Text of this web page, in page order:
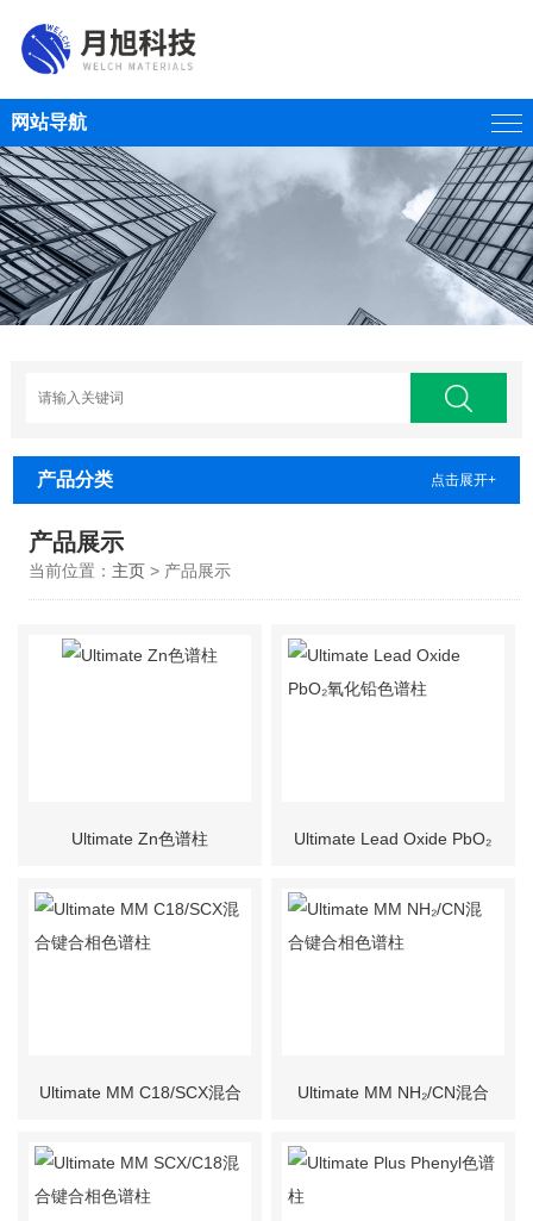
网站导航
产品分类 点击展开+
产品展示
当前位置： 主页> 产品展示
Ultimate Zn色谱柱 Ultimate Lead Oxide PbO₂
Ultimate MM C18/SCX混合 Ultimate MM NH₂/CN混合